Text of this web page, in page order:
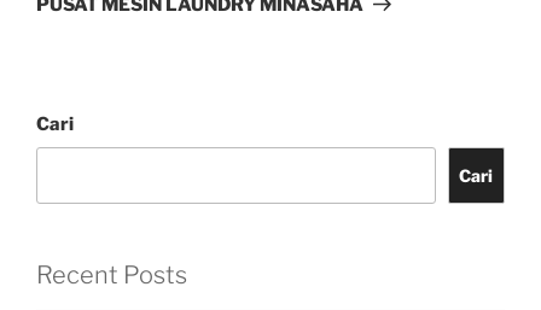
PUSAT MESIN LAUNDRY MINASAHA
Cari
Cari
Recent Posts